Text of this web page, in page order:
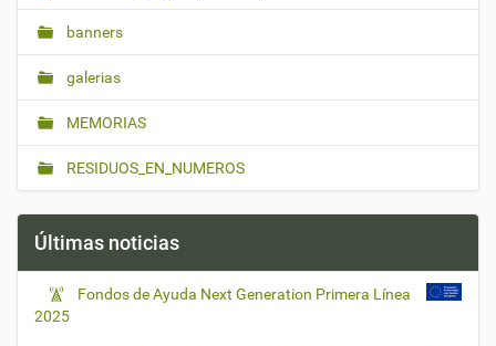
banners
galerias
MEMORIAS
RESIDUOS_EN_NUMEROS
Últimas noticias
Fondos de Ayuda Next Generation Primera Línea
2025